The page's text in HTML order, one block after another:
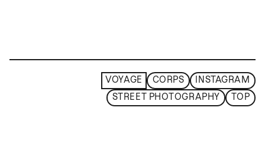
VOYAGE CORPS INSTAGRAM
STREET PHOTOGRAPHY TOP